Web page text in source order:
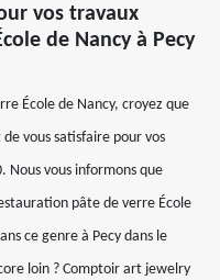
vos travaux
de Nancy à Pecy
École de Nancy, croyez que
vous satisfaire pour vos
Nous vous informons que
pâte de verre École
ce genre à Pecy dans le
loin ? Comptoir art jewelry